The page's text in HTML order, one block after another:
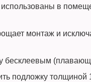
использованы в
монтаж и
бесклеевым
подложку толщиной